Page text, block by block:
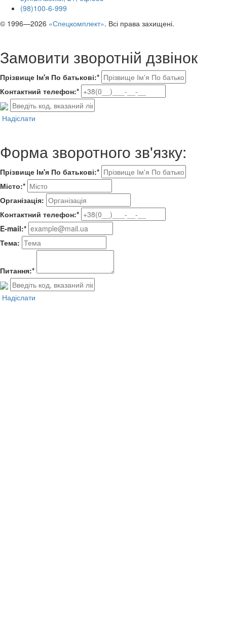
(98)100-6-999
© 1996—2026 «Спецкомплект». Всі права захищені.
Замовити зворотній дзвінок
Прізвище Ім'я По батькові:*
Контактний телефон:*
Надіслати
Форма зворотного зв'язку:
Прізвище Ім'я По батькові:*
Місто:*
Організація:
Контактний телефон:*
E-mail:*
Тема:
Питання:*
Надіслати